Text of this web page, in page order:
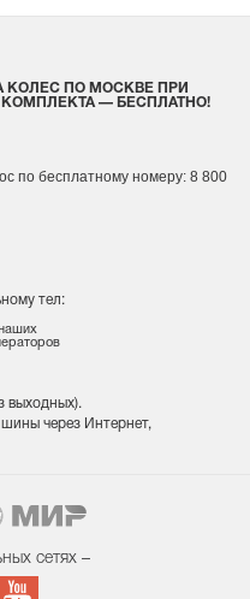
тел:
выходных).
шины через Интернет,
КОЛЕС ПО МОСКВЕ ПРИ
— БЕСПЛАТНО!
по бесплатному номеру: 8 800
сетях –